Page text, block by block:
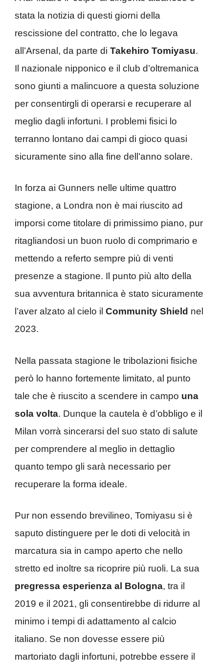
stata la notizia di questi giorni della
rescissione del contratto, che lo legava
all’Arsenal, da parte di Takehiro Tomiyasu.
Il nazionale nipponico e il club d’oltremanica
sono giunti a malincuore a questa soluzione
per consentirgli di operarsi e recuperare al
meglio dagli infortuni. I problemi fisici lo
terranno lontano dai campi di gioco quasi
sicuramente sino alla fine dell’anno solare.
In forza ai Gunners nelle ultime quattro
stagione, a Londra non è mai riuscito ad
imporsi come titolare di primissimo piano, pur
ritagliandosi un buon ruolo di comprimario e
mettendo a referto sempre più di venti
presenze a stagione. Il punto più alto della
sua avventura britannica è stato sicuramente
l’aver alzato al cielo il Community Shield nel
2023.
Nella passata stagione le tribolazioni fisiche
però lo hanno fortemente limitato, al punto
tale che è riuscito a scendere in campo una
sola volta. Dunque la cautela è d’obbligo e il
Milan vorrà sincerarsi del suo stato di salute
per comprendere al meglio in dettaglio
quanto tempo gli sarà necessario per
recuperare la forma ideale.
Pur non essendo brevilineo, Tomiyasu si è
saputo distinguere per le doti di velocità in
marcatura sia in campo aperto che nello
stretto ed inoltre sa ricoprire più ruoli. La sua
pregressa esperienza al Bologna, tra il
2019 e il 2021, gli consentirebbe di ridurre al
minimo i tempi di adattamento al calcio
italiano. Se non dovesse essere più
martoriato dagli infortuni, potrebbe essere il